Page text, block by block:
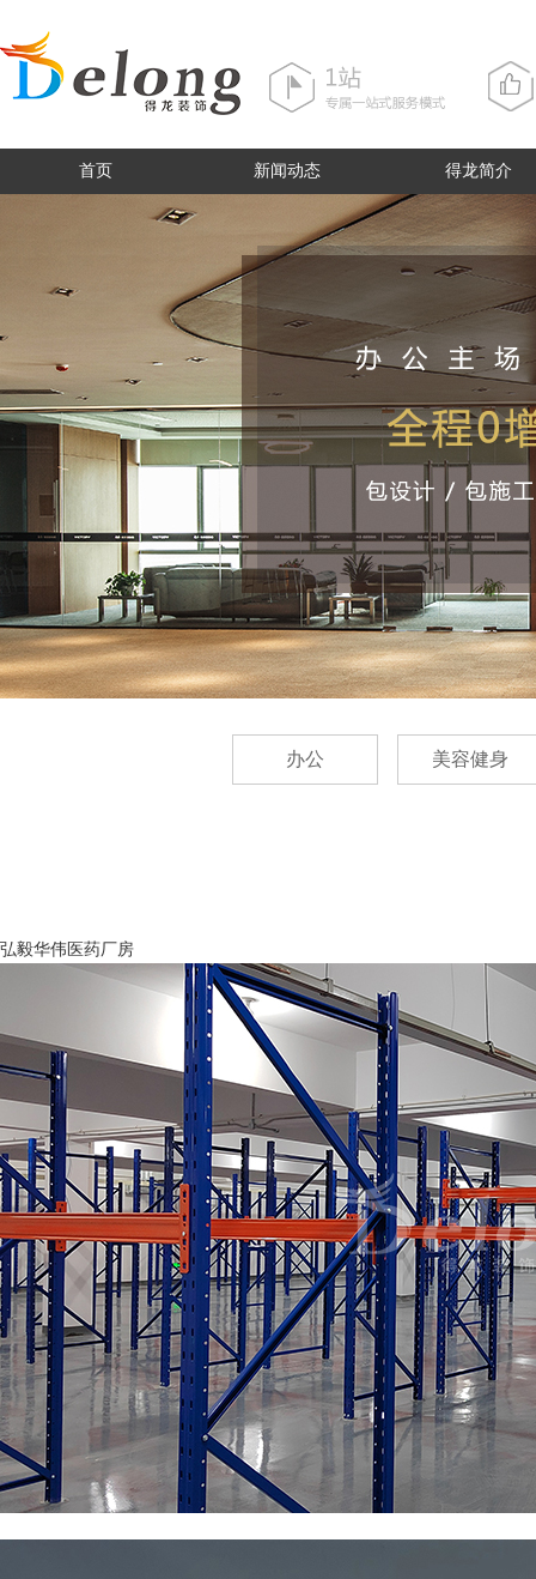
首页 新闻动态 得龙简介
办公 美容健身
弘毅华伟医药厂房